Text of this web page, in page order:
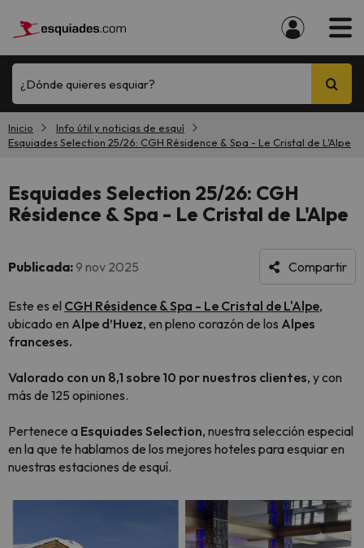
¿Dónde quieres esquiar?
Inicio
Info útil y noticias de esquí
Esquiades Selection 25/26: CGH Résidence & Spa - Le Cristal de L'Alpe
Esquiades Selection 25/26: CGH
Résidence & Spa - Le Cristal de L'Alpe
Publicada: 9 nov 2025 Compartir
Este es el CGH Résidence & Spa - Le Cristal de L'Alpe,
ubicado en Alpe d’Huez, en pleno corazón de los Alpes
franceses.
Valorado con un 8,1 sobre 10 por nuestros clientes, y con
más de 125 opiniones.
Pertenece a Esquiades Selection, nuestra selección especial
en la que te hablamos de los mejores hoteles para esquiar en
nuestras estaciones de esquí.